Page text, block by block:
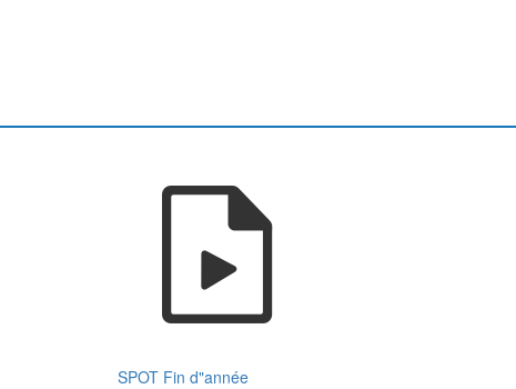
SPOT Fin d"année